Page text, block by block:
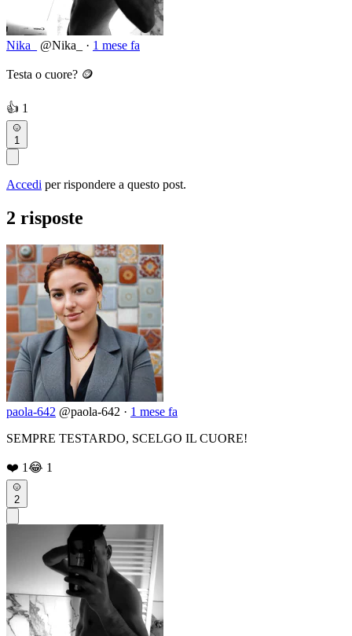
Nika_ @Nika_ · 1 mese fa
Testa o cuore? 🪙
👍 1
1
Accedi per rispondere a questo post.
2 risposte
paola-642 @paola-642 · 1 mese fa
SEMPRE TESTARDO, SCELGO IL CUORE! ️
❤️ 1😂 1
2